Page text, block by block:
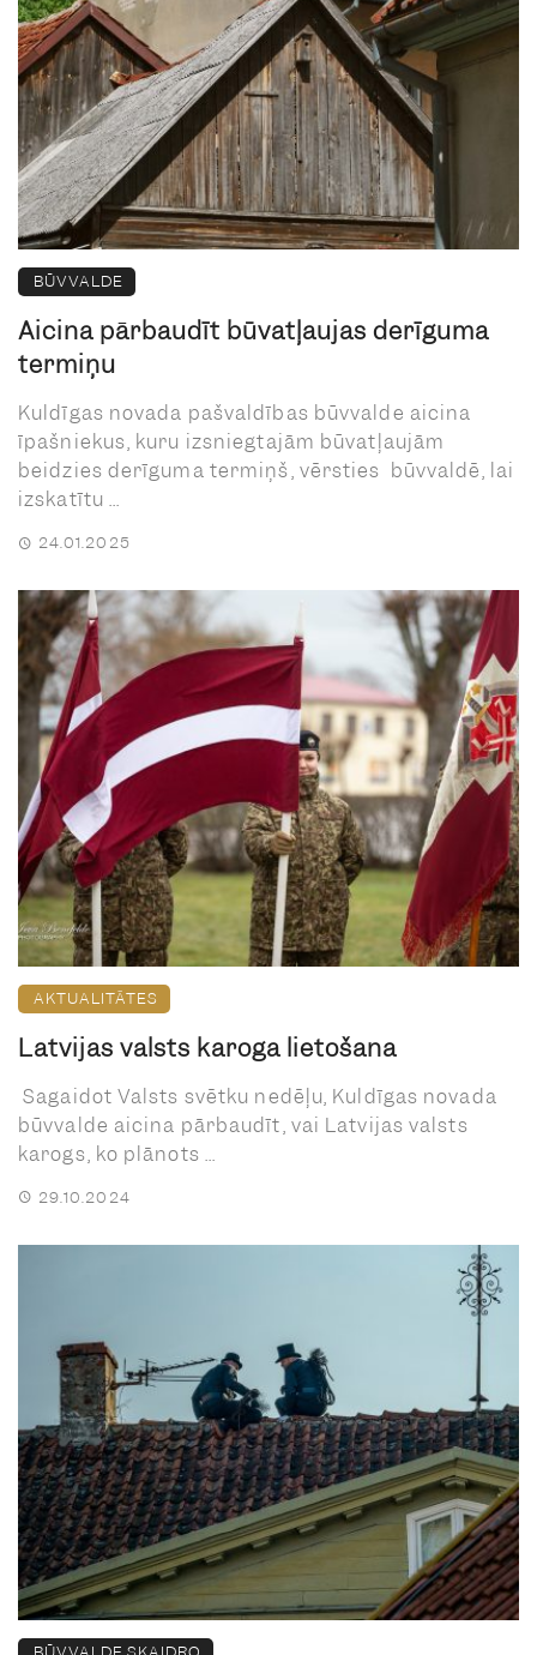
BŪVVALDE
Aicina pārbaudīt būvatļaujas derīguma
termiņu
Kuldīgas novada pašvaldības būvvalde aicina
īpašniekus, kuru izsniegtajām būvatļaujām
beidzies derīguma termiņš, vērsties būvvaldē, lai
izskatītu ...
24.01.2025
AKTUALITĀTES
Latvijas valsts karoga lietošana
Sagaidot Valsts svētku nedēļu, Kuldīgas novada
būvvalde aicina pārbaudīt, vai Latvijas valsts
karogs, ko plānots ...
29.10.2024